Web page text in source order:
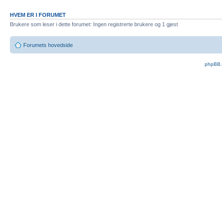
HVEM ER I FORUMET
Brukere som leser i dette forumet: Ingen registrerte brukere og 1 gjest
Forumets hovedside